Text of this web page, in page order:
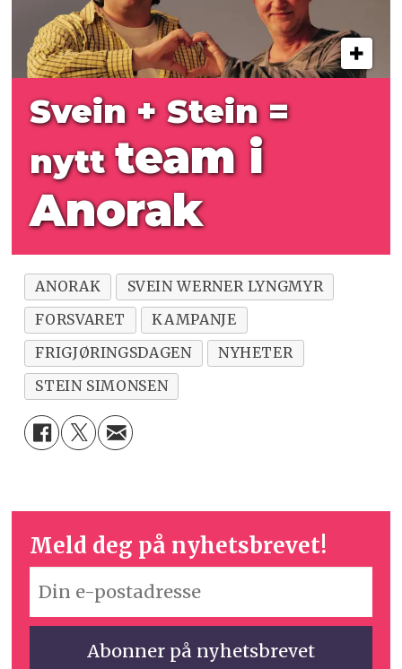
Svein + Stein =
nyttteam i
Anorak
ANORAK
SVEIN WERNER LYNGMYR
FORSVARET
KAMPANJE
FRIGJØRINGSDAGEN
NYHETER
STEIN SIMONSEN
Meld deg på nyhetsbrevet!